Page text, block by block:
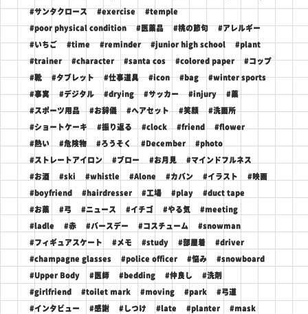
#サンタクロース #exercise #temple
#poor physical condition #医薬品 #桃の節句 #アレルギー
#いちご #time #reminder #junior high school #plant
#trainer #character #santa cos #colored paper #コップ
#靴 #タブレット #仕事道具 #icon #bag #winter sports
#事実 #デジタル #drying #サッカー #injury #薬
#スポーツ用品 #お辞儀 #ヘアセット #笑顔 #洗面所
#ショートケーキ #振り返る #clock #friend #flower
#熱い #危険物 #ろうそく #December #photo
#ストレートアイロン #ブロー #お月見 #マインドフルネス
#お酒 #ski #whistle #Alone #カバン #イラスト #映画
#boyfriend #hairdresser #工場 #play #duct tape
#お薬 #弓 #ニュース #イチゴ #やる気 #meeting
#ladle #赤 #バースデー #コスチューム #snowman
#フィギュアスケート #メモ #study #部屋着 #driver
#champagne glasses #police officer #悩み #snowboard
#Upper Body #医師 #bedding #仲良し #洗剤
#girlfriend #toilet mark #moving #park #弓道
#インタビュー #感謝 #しつけ #late #planter #mask